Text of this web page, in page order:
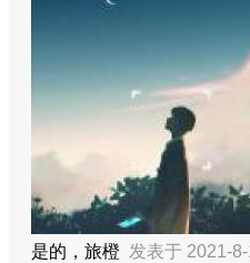
是的，旅橙 发表于 2021-